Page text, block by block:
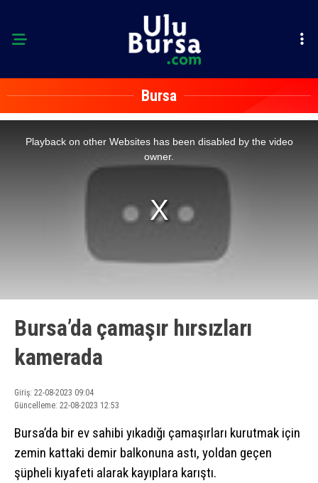
Bursa
Playback on other Websites has been disabled by the video
owner.
Bursa’da çamaşır hırsızları
kamerada
Giriş: 22-08-2023 09:04
Güncelleme: 22-08-2023 12:53
Bursa’da bir ev sahibi yıkadığı çamaşırları kurutmak için
zemin kattaki demir balkonuna astı, yoldan geçen
şüpheli kıyafeti alarak kayıplara karıştı.